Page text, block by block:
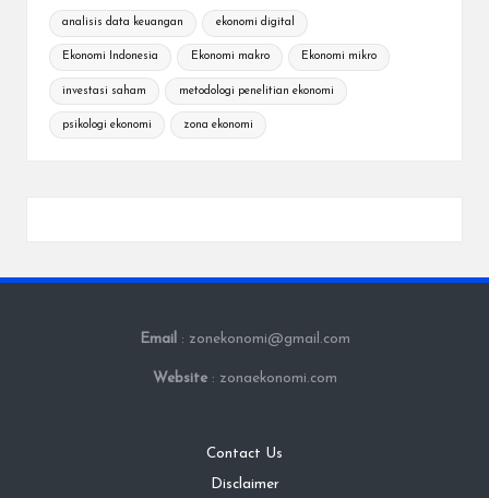
analisis data keuangan ekonomi digital
Ekonomi Indonesia Ekonomi makro Ekonomi mikro
investasi saham metodologi penelitian ekonomi
psikologi ekonomi zona ekonomi
Email : zonekonomi@gmail.com
Website : zonaekonomi.com
Contact Us
Disclaimer